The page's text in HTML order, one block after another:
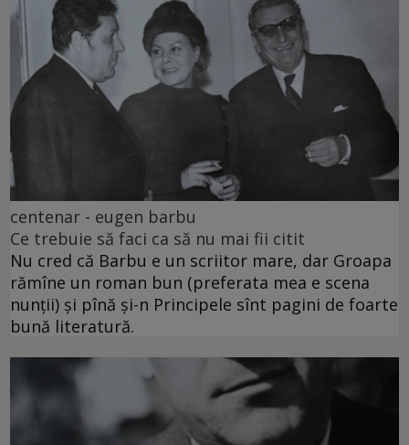
centenar - eugen barbu
Ce trebuie să faci ca să nu mai fii citit
Nu cred că Barbu e un scriitor mare, dar Groapa
rămîne un roman bun (preferata mea e scena
nunții) și pînă și-n Principele sînt pagini de foarte
bună literatură.